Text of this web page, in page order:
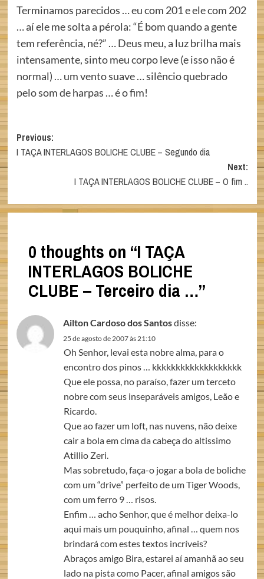
Terminamos parecidos … eu com 201 e ele com 202
… aí ele me solta a pérola: “É bom quando a gente
tem referência, né?” … Deus meu, a luz brilha mais
intensamente, sinto meu corpo leve (e isso não é
normal) … um vento suave … silêncio quebrado
pelo som de harpas … é o fim!
Post
navigation
Previous:
I TAÇA INTERLAGOS BOLICHE CLUBE – Segundo dia
Next:
I TAÇA INTERLAGOS BOLICHE CLUBE – O fim ..
0 thoughts on “I TAÇA
INTERLAGOS BOLICHE
CLUBE – Terceiro dia …”
Ailton Cardoso dos Santosdisse:
25 de agosto de 2007 às 21:10
Oh Senhor, levai esta nobre alma, para o
encontro dos pinos … kkkkkkkkkkkkkkkkkkk
Que ele possa, no paraíso, fazer um terceto
nobre com seus inseparáveis amigos, Leão e
Ricardo.
Que ao fazer um loft, nas nuvens, não deixe
cair a bola em cima da cabeça do altissimo
Atillio Zeri.
Mas sobretudo, faça-o jogar a bola de boliche
com um “drive” perfeito de um Tiger Woods,
com um ferro 9 … risos.
Enfim … acho Senhor, que é melhor deixa-lo
aqui mais um pouquinho, afinal … quem nos
brindará com estes textos incríveis?
Abraços amigo Bira, estarei aí amanhã ao seu
lado na pista como Pacer, afinal amigos são